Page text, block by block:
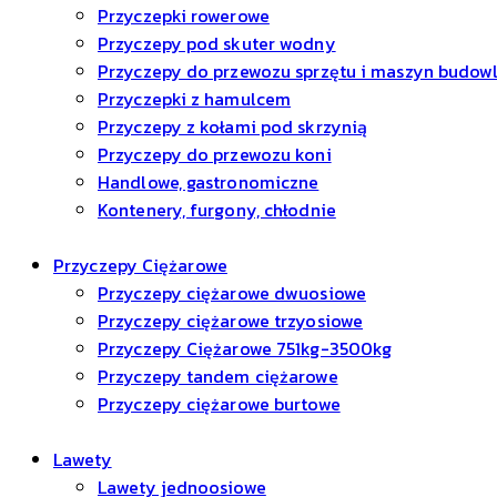
Przyczepki rowerowe
Przyczepy pod skuter wodny
Przyczepy do przewozu sprzętu i maszyn
Przyczepki z hamulcem
Przyczepy z kołami pod skrzynią
Przyczepy do przewozu koni
Handlowe, gastronomiczne
Kontenery, furgony, chłodnie
Przyczepy Ciężarowe
Przyczepy ciężarowe dwuosiowe
Przyczepy ciężarowe trzyosiowe
Przyczepy Ciężarowe 751kg-3500kg
Przyczepy tandem ciężarowe
Przyczepy ciężarowe burtowe
Lawety
Lawety jednoosiowe